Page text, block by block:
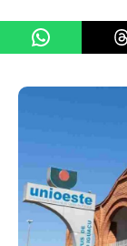
Share on